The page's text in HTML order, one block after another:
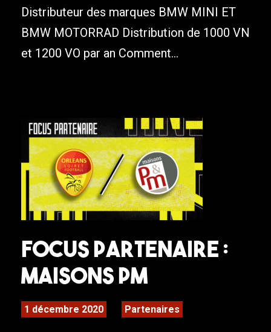
Distributeur des marques BMW MINI ET
BMW MOTORRAD Distribution de 1000 VN
et 1200 VO par an Comment...
Focus Partenaire :
Maisons PM
1 décembre 2020 Partenaires